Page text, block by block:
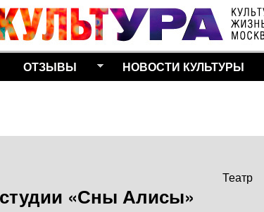
Перейти к основному
содержанию
ОТЗЫВЫ НОВОСТИ КУЛЬТУРЫ
«Сны Алисы»
Театр